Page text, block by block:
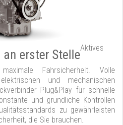
erster StelleAktives
Fahrsicherheit. Volle
und mechanischen
Plug&Play für schnelle
und gründliche Kontrollen
zu gewährleisten
die Sie brauchen.